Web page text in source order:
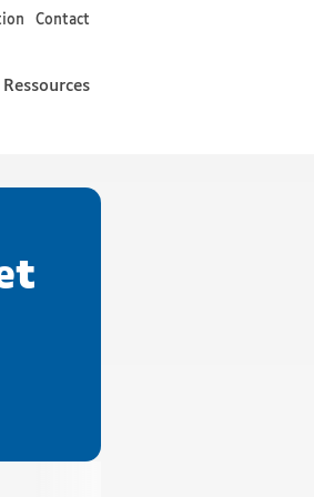
Contact
Ressources